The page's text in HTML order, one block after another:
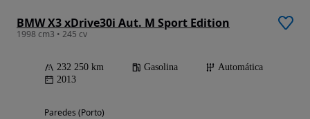
BMW X3 xDrive30i Aut. M Sport Edition
1998 cm3 • 245 cv
232 250 km Gasolina
Automática
2013
Paredes (Porto)